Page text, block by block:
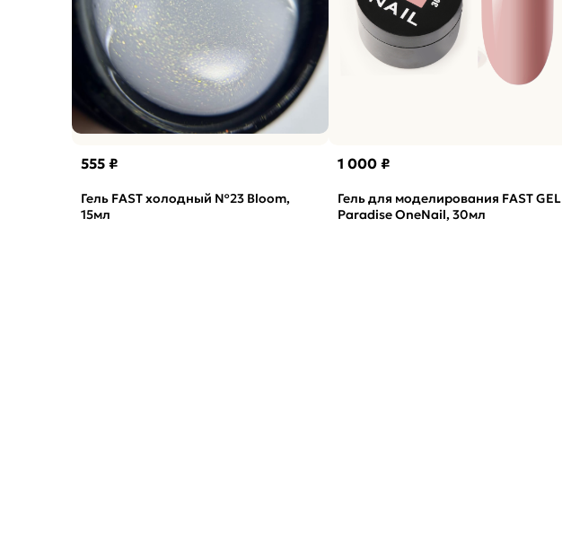
555 ₽
Гель FAST холодный №23 Bloom,
15мл
1 000 ₽
Гель для моделирования FAST GEL
Paradise OneNail, 30мл